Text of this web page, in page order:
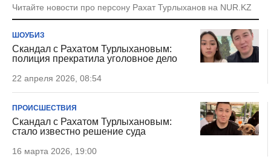
Читайте новости про персону Рахат Турлыханов на NUR.KZ
ШОУБИЗ
Скандал с Рахатом Турлыхановым:
полиция прекратила уголовное дело
22 апреля 2026, 08:54
ПРОИСШЕСТВИЯ
Скандал с Рахатом Турлыхановым:
стало известно решение суда
16 марта 2026, 19:00